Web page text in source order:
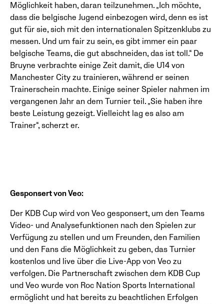
Möglichkeit haben, daran teilzunehmen. „Ich möchte,
dass die belgische Jugend einbezogen wird, denn es ist
gut für sie, sich mit den internationalen Spitzenklubs zu
messen. Und um fair zu sein, es gibt immer ein paar
belgische Teams, die gut abschneiden, das ist toll.“ De
Bruyne verbrachte einige Zeit damit, die U14 von
Manchester City zu trainieren, während er seinen
Trainerschein machte. Einige seiner Spieler nahmen im
vergangenen Jahr an dem Turnier teil. „Sie haben ihre
beste Leistung gezeigt. Vielleicht lag es also am
Trainer“, scherzt er.
Gesponsert von Veo:
Der KDB Cup wird von Veo gesponsert, um den Teams
Video- und Analysefunktionen nach den Spielen zur
Verfügung zu stellen und um Freunden, den Familien
und den Fans die Möglichkeit zu geben, das Turnier
kostenlos und live über die Live-App von Veo zu
verfolgen. Die Partnerschaft zwischen dem KDB Cup
und Veo wurde von Roc Nation Sports International
ermöglicht und hat bereits zu beachtlichen Erfolgen